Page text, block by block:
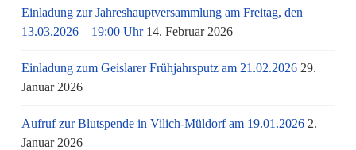
Einladung zur Jahreshauptversammlung am Freitag, den
13.03.2026 – 19:00 Uhr 14. Februar 2026
Einladung zum Geislarer Frühjahrsputz am 21.02.2026 29.
Januar 2026
Aufruf zur Blutspende in Vilich-Müldorf am 19.01.2026 2.
Januar 2026